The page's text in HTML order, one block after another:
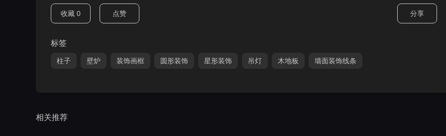
收藏 0 点赞 分享
标签
柱子 壁炉 装饰画框 圆形装饰 星形装饰 吊灯 木地板 墙面装饰线条
相关推荐